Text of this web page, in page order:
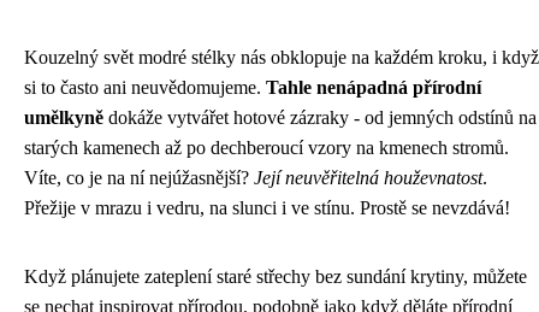
Kouzelný svět modré stélky nás obklopuje na každém kroku, i když
si to často ani neuvědomujeme. Tahle nenápadná přírodní
umělkyně dokáže vytvářet hotové zázraky - od jemných odstínů na
starých kamenech až po dechberoucí vzory na kmenech stromů.
Víte, co je na ní nejúžasnější? Její neuvěřitelná houževnatost.
Přežije v mrazu i vedru, na slunci i ve stínu. Prostě se nevzdává!
Když plánujete zateplení staré střechy bez sundání krytiny, můžete
se nechat inspirovat přírodou, podobně jako když děláte přírodní